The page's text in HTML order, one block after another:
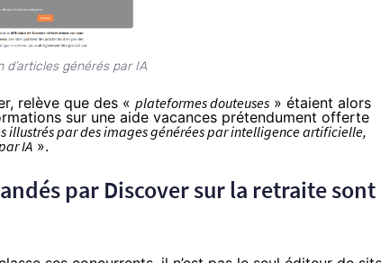
d’articles générés par IA
relève que des « plateformes douteuses » étaient alors
sur une aide vacances prétendument offerte
illustrés par des images générées par intelligence artificielle,
IA ».
par Discover sur la retraite sont